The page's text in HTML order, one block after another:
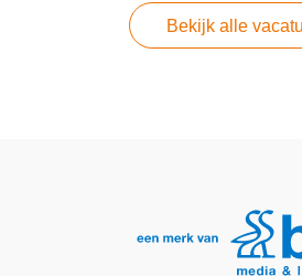
Bekijk alle